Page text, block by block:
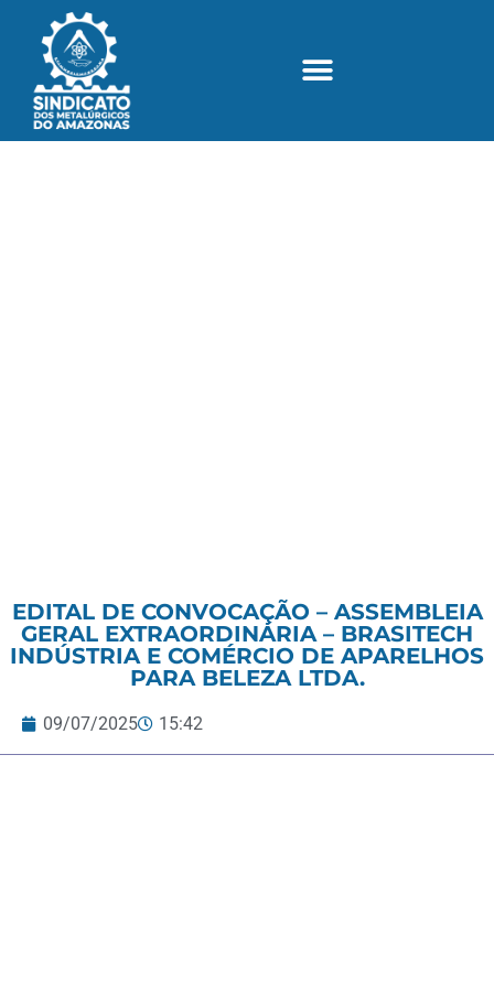
EDITAL DE CONVOCAÇÃO – ASSEMBLEIA
GERAL EXTRAORDINÁRIA – BRASITECH
INDÚSTRIA E COMÉRCIO DE APARELHOS
PARA BELEZA LTDA.
09/07/2025 15:42